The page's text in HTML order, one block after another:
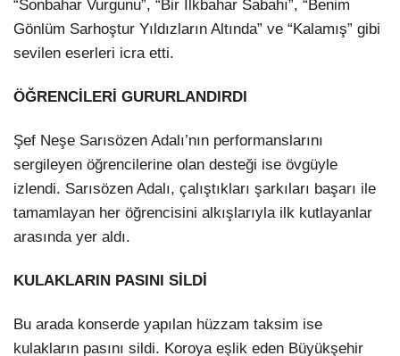
“Sonbahar Vurgunu”, “Bir İlkbahar Sabahı”, “Benim
Gönlüm Sarhoştur Yıldızların Altında” ve “Kalamış” gibi
sevilen eserleri icra etti.
ÖĞRENCİLERİ GURURLANDIRDI
Şef Neşe Sarısözen Adalı’nın performanslarını
sergileyen öğrencilerine olan desteği ise övgüyle
izlendi. Sarısözen Adalı, çalıştıkları şarkıları başarı ile
tamamlayan her öğrencisini alkışlarıyla ilk kutlayanlar
arasında yer aldı.
KULAKLARIN PASINI SİLDİ
Bu arada konserde yapılan hüzzam taksim ise
kulakların pasını sildi. Koroya eşlik eden Büyükşehir